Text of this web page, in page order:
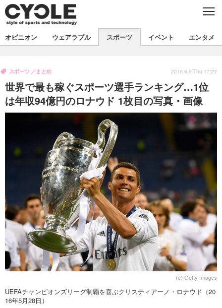
C
E
製品/用品
衣類
飲食
バックナンバー
コラム
インプレ
ボイス
デバイス
ビジネス
国内
海外
スポーツ
短信
まとめ
選手
動画
試乗会
ツアー
芸能
話題
ファッション
デザイン
写真
動画
ライフ
社会
政治
ハウツー
オピニオン ウェアラブル スポーツ イベント エンタメ
世界で最も稼ぐスポーツ選手ランキング…1位
は年収94億円のロナウド 1枚目の写真・画像
スポーツ まとめ 2016.6.9 Thu 17:27
(c) Getty Images
UEFAチャンピオンズリーグ制覇を喜ぶクリスティアーノ・ロナウド（20
16年5月28日）